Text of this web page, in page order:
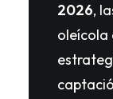
2026,
oleícola